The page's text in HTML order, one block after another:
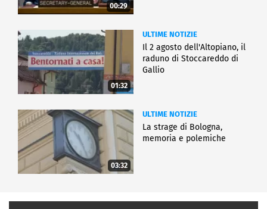
00:29
01:32
ULTIME NOTIZIE
Il 2 agosto dell'Altopiano, il
raduno di Stoccareddo di
Gallio
03:32
ULTIME NOTIZIE
La strage di Bologna,
memoria e polemiche